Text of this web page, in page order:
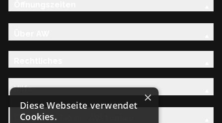
Hilfe
Entdecken Sie die AW-Familie
×
Diese Webseite verwendet
Cookies.